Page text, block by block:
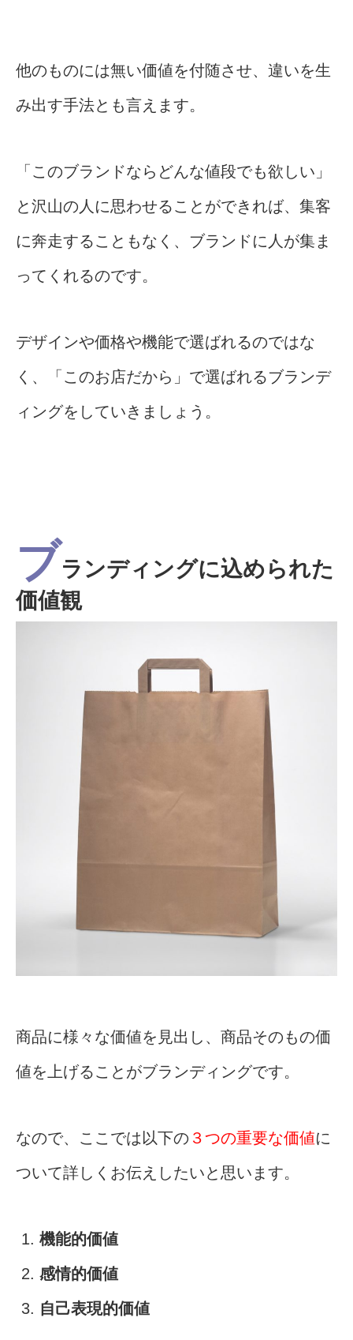
他のものには無い価値を付随させ、違いを生
み出す手法とも言えます。
「このブランドならどんな値段でも欲しい」
と沢山の人に思わせることができれば、集客
に奔走することもなく、ブランドに人が集ま
ってくれるのです。
デザインや価格や機能で選ばれるのではな
く、「このお店だから」で選ばれるブランデ
ィングをしていきましょう。
ブランディングに込められた
価値観
商品に様々な価値を見出し、商品そのもの価
値を上げることがブランディングです。
なので、ここでは以下の ３つの重要な価値に
ついて詳しくお伝えしたいと思います。
機能的価値
感情的価値
自己表現的価値